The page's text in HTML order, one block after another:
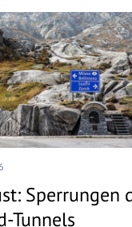
Sperrungen
Tunnels